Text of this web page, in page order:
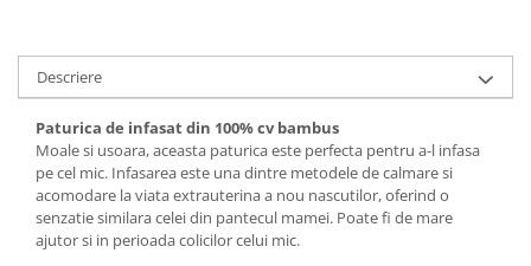
Descriere
Paturica de infasat din 100% cv bambus
Moale si usoara, aceasta paturica este perfecta pentru a-l infasa
pe cel mic. Infasarea este una dintre metodele de calmare si
acomodare la viata extrauterina a nou nascutilor, oferind o
senzatie similara celei din pantecul mamei. Poate fi de mare
ajutor si in perioada colicilor celui mic.